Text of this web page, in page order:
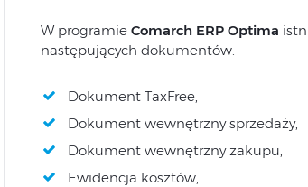
W programie Comarch ERP Optima
następujących dokumentów:
Dokument TaxFree,
Dokument wewnętrzny sprzedaży,
Dokument wewnętrzny zakupu,
Ewidencja kosztów,